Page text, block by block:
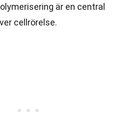
är en central
cellrörelse.